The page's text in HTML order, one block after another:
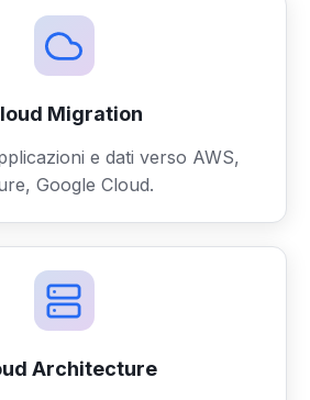
Migration
e dati verso AWS,
Google Cloud.
Architecture